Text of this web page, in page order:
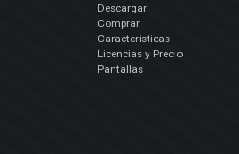
Descargar
Comprar
Características
Licencias y Precio
Pantallas